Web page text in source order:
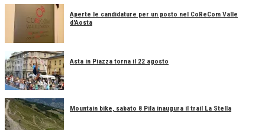
Aperte le candidature per un posto nel CoReCom Valle
d'Aosta
Asta in Piazza torna il 22 agosto
Mountain bike, sabato 8 Pila inaugura il trail La Stella